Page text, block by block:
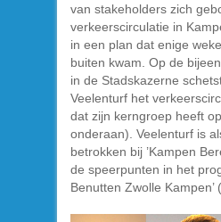
van stakeholders zich
verkeerscirculatie in
in een plan dat enige
buiten kwam. Op de
in de Stadskazerne
Veelenturf het
dat zijn kerngroep heeft
onderaan). Veelenturf is
betrokken bij ’Kampen
de speerpunten in het
Benutten Zwolle Kampen’